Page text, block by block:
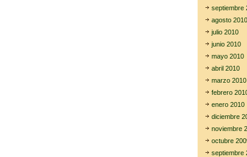
septiembre
agosto 2010
julio 2010
junio 2010
mayo 2010
abril 2010
marzo 2010
febrero
enero 2010
diciembre
noviembre
octubre
septiembre